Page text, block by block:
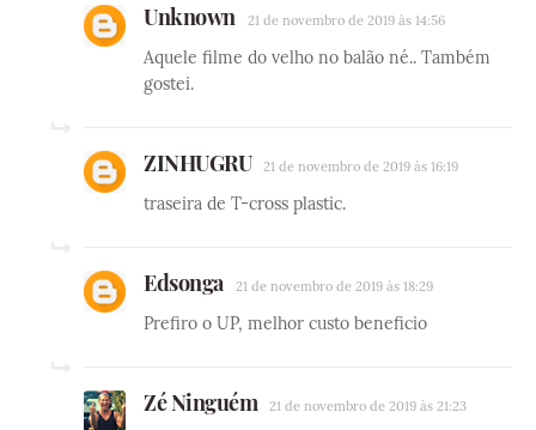
Unknown 21 de novembro de 2019 às 14:56
Aquele filme do velho no balão né.. Também
gostei.
ZINHUGRU 21 de novembro de 2019 às 16:19
traseira de T-cross plastic.
Edsonga 21 de novembro de 2019 às 18:29
Prefiro o UP, melhor custo beneficio
Zé Ninguém 21 de novembro de 2019 às 21:23